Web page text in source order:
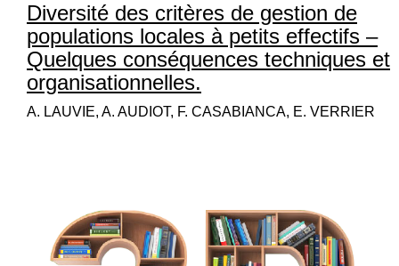
Diversité des critères de gestion de
populations locales à petits effectifs –
Quelques conséquences techniques et
organisationnelles.
A. LAUVIE, A. AUDIOT, F. CASABIANCA, E. VERRIER